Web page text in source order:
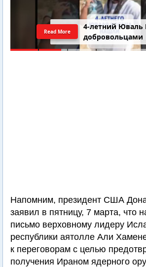
4-летний Юваль
добровольцами
Read More
Напомним, президент США
заявил в пятницу, 7 марта, что
письмо верховному лидеру
республики аятолле Али
к переговорам с целью
получения Ираном ядерного